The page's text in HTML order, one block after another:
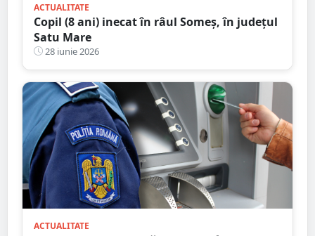
ACTUALITATE
Copil (8 ani) inecat în râul Someș, în județul
Satu Mare
28 iunie 2026
ACTUALITATE